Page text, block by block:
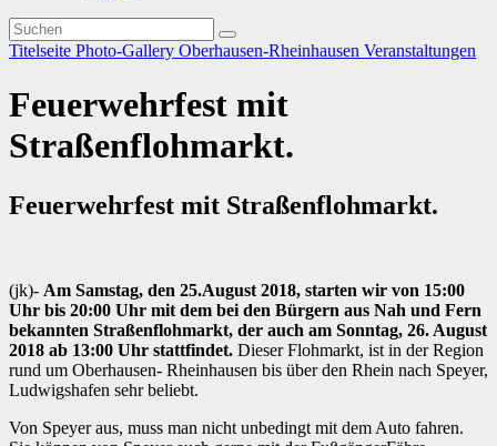
Titelseite Photo-Gallery Oberhausen-Rheinhausen Veranstaltungen
Feuerwehrfest mit
Straßenflohmarkt.
Feuerwehrfest mit Straßenflohmarkt.
(jk)- Am Samstag, den 25.August 2018, starten wir von 15:00
Uhr bis 20:00 Uhr mit dem bei den Bürgern aus Nah und Fern
bekannten Straßenflohmarkt, der auch am Sonntag, 26. August
2018 ab 13:00 Uhr stattfindet. Dieser Flohmarkt, ist in der Region
rund um Oberhausen- Rheinhausen bis über den Rhein nach Speyer,
Ludwigshafen sehr beliebt.
Von Speyer aus, muss man nicht unbedingt mit dem Auto fahren.